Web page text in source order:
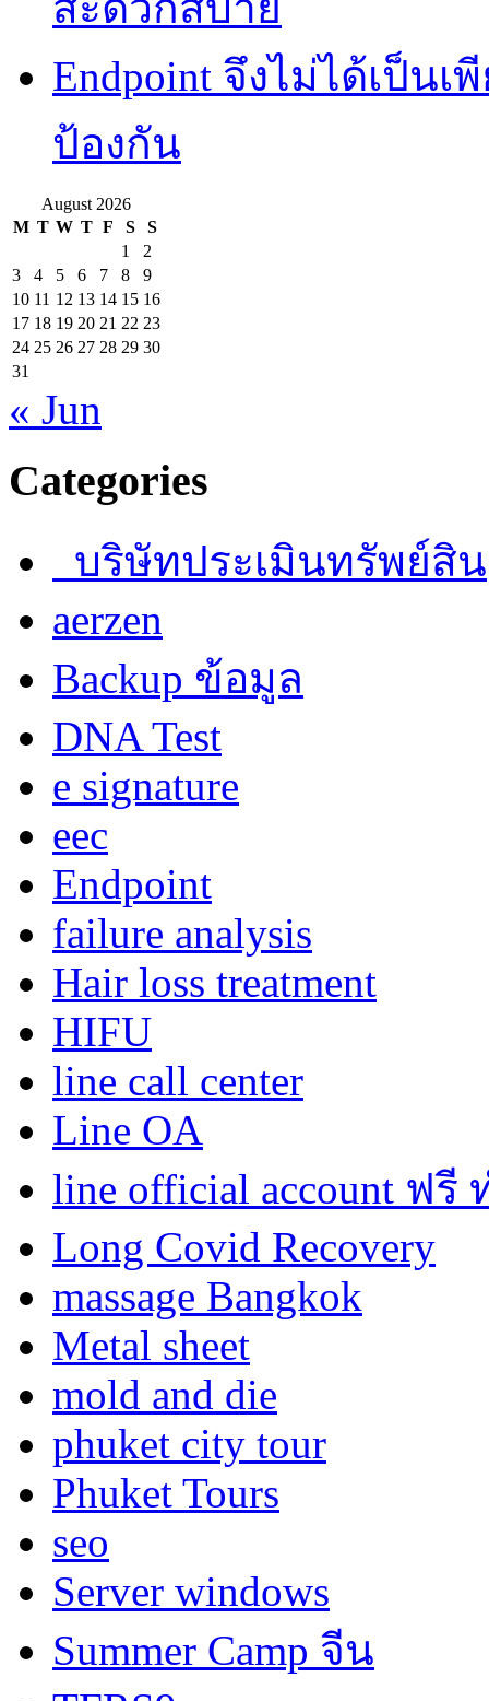
Endpoint จึงไม่ได้เป็น
ป้องกัน
August 2026
M T W T F S
S
1
2
3
4 5 6 7 8
9
10 11 12 13 14 15 16
17 18 19 20 21 22 23
24 25 26 27 28 29 30
31
« Jun
Categories
บริษัทประเมินทรัพย์สิน
aerzen
Backup ข้อมูล
DNA Test
e signature
eec
Endpoint
failure analysis
Hair loss treatment
HIFU
line call center
Line OA
line official account ฟรี
Long Covid Recovery
massage Bangkok
Metal sheet
mold and die
phuket city tour
Phuket Tours
seo
Server windows
Summer Camp จีน